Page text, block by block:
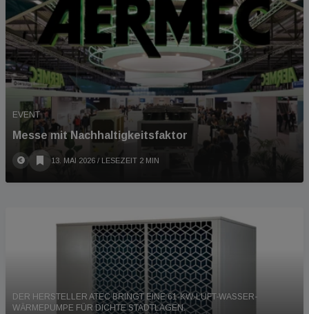
EVENT
Messe mit Nachhaltigkeitsfaktor
13. MAI 2026 / LESEZEIT 2 MIN
DER HERSTELLER ATEC BRINGT EINE 61-KW-LUFT-WASSER-
WÄRMEPUMPE FÜR DICHTE STADTLAGEN.